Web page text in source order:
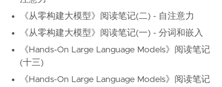
《从零构建大模型》阅读笔记(二) - 自注意力
《从零构建大模型》阅读笔记(一) - 分词和嵌入
《Hands-On Large Language Models》阅读笔记
(十三)
《Hands-On Large Language Models》阅读笔记